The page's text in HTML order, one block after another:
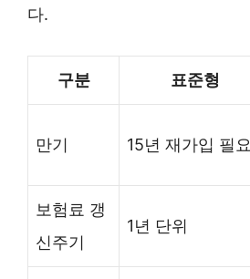
다.
구분 표준형
만기 15년 재가입 필요
보험료 갱
신주기
1년 단위